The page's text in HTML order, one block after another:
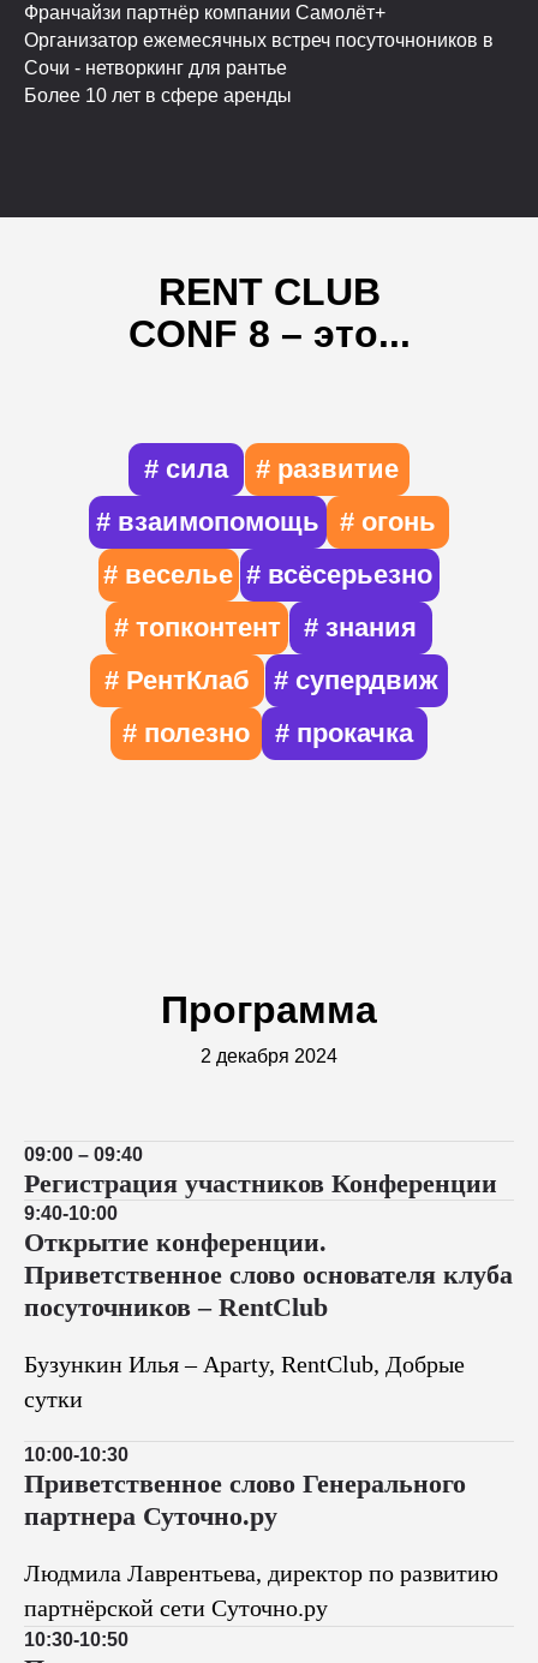
Франчайзи партнёр компании Самолёт+
Организатор ежемесячных встреч посуточноников в
Сочи - нетворкинг для рантье
Более 10 лет в сфере аренды
RENT CLUB
CONF 8 – это...
Программа
2 декабря 2024
09:00 – 09:40
Регистрация участников Конференции
9:40-10:00
Открытие конференции.
Приветственное слово основателя клуба
посуточников – RentClub
Бузункин Илья – Aparty, RentClub, Добрые
сутки
10:00-10:30
Приветственное слово Генерального
партнера Суточно.ру
Людмила Лаврентьева, директор по развитию
партнёрской сети Суточно.ру
10:30-10:50